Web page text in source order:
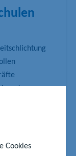
Cookies
dann
in
etablieren